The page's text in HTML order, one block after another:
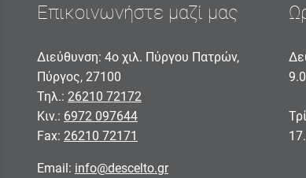
Επικοινωνήστε μαζί μας
Διεύθυνση: 4ο χιλ. Πύργου Πατρών,
Πύργος, 27100
Τηλ.: 26210 72172
Κιν.: 6972 097644
Fax: 26210 72171
Email: info@descelto.gr